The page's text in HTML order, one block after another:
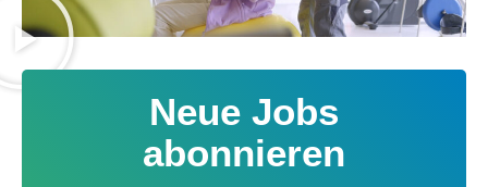
Neue Jobs
abonnieren